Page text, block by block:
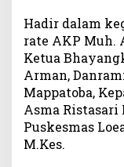
Hadir dalam
rate AKP Muh.
Ketua
Arman,
Mappatoba,
Asma Ristasari
Puskesmas
M.Kes.